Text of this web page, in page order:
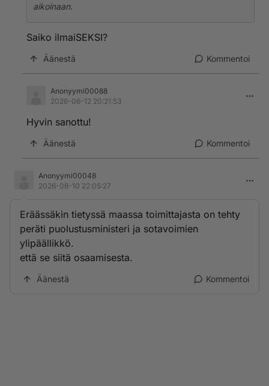
aikoinaan.
Saiko ilmaiSEKSI?
Äänestä Kommentoi
Anonyymi00088
2026-06-12 20:21:53
Hyvin sanottu!
Äänestä Kommentoi
Anonyymi00048
2026-06-10 22:05:27
Eräässäkin tietyssä maassa toimittajasta on tehty
peräti puolustusministeri ja sotavoimien
ylipäällikkö.
että se siitä osaamisesta.
Äänestä Kommentoi